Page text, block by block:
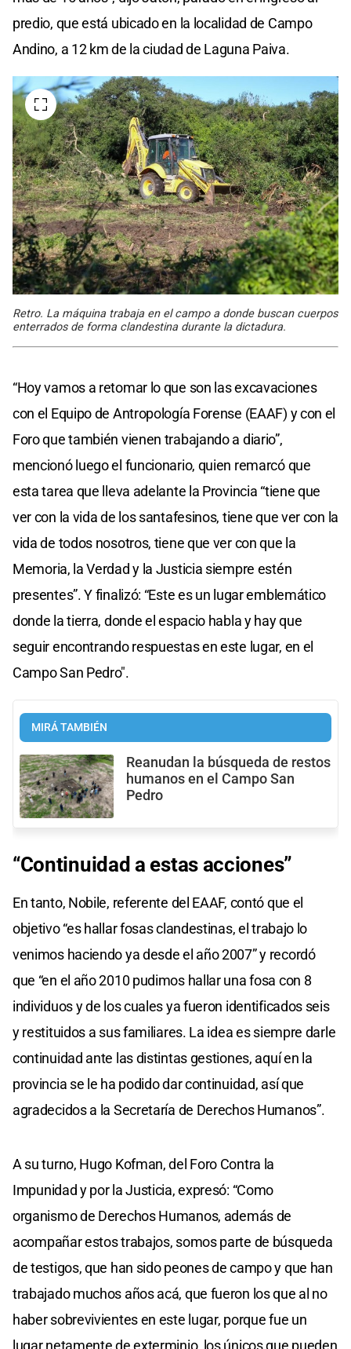
predio, que está ubicado en la localidad de Campo
Andino, a 12 km de la ciudad de Laguna Paiva.
Retro. La máquina trabaja en el campo a donde buscan cuerpos
enterrados de forma clandestina durante la dictadura.
“Hoy vamos a retomar lo que son las excavaciones
con el Equipo de Antropología Forense (EAAF) y con el
Foro que también vienen trabajando a diario”,
mencionó luego el funcionario, quien remarcó que
esta tarea que lleva adelante la Provincia “tiene que
ver con la vida de los santafesinos, tiene que ver con la
vida de todos nosotros, tiene que ver con que la
Memoria, la Verdad y la Justicia siempre estén
presentes”. Y finalizó: “Este es un lugar emblemático
donde la tierra, donde el espacio habla y hay que
seguir encontrando respuestas en este lugar, en el
Campo San Pedro".
MIRÁ TAMBIÉN
Reanudan la búsqueda de restos
humanos en el Campo San
Pedro
“Continuidad a estas acciones”
En tanto, Nobile, referente del EAAF, contó que el
objetivo “es hallar fosas clandestinas, el trabajo lo
venimos haciendo ya desde el año 2007” y recordó
que “en el año 2010 pudimos hallar una fosa con 8
individuos y de los cuales ya fueron identificados seis
y restituidos a sus familiares. La idea es siempre darle
continuidad ante las distintas gestiones, aquí en la
provincia se le ha podido dar continuidad, así que
agradecidos a la Secretaría de Derechos Humanos”.
A su turno, Hugo Kofman, del Foro Contra la
Impunidad y por la Justicia, expresó: “Como
organismo de Derechos Humanos, además de
acompañar estos trabajos, somos parte de búsqueda
de testigos, que han sido peones de campo y que han
trabajado muchos años acá, que fueron los que al no
haber sobrevivientes en este lugar, porque fue un
lugar netamente de exterminio, los únicos que pueden